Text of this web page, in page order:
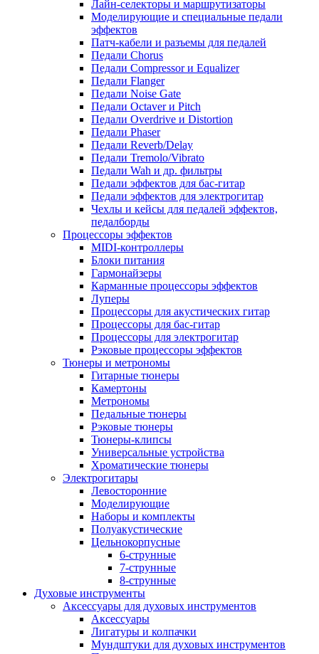
Лайн-селекторы и маршрутизаторы
Моделирующие и специальные педали
эффектов
Патч-кабели и разъемы для педалей
Педали Chorus
Педали Compressor и Equalizer
Педали Flanger
Педали Noise Gate
Педали Octaver и Pitch
Педали Overdrive и Distortion
Педали Phaser
Педали Reverb/Delay
Педали Tremolo/Vibrato
Педали Wah и др. фильтры
Педали эффектов для бас-гитар
Педали эффектов для электрогитар
Чехлы и кейсы для педалей эффектов,
педалборды
Процессоры эффектов
MIDI-контроллеры
Блоки питания
Гармонайзеры
Карманные процессоры эффектов
Луперы
Процессоры для акустических гитар
Процессоры для бас-гитар
Процессоры для электрогитар
Рэковые процессоры эффектов
Тюнеры и метрономы
Гитарные тюнеры
Камертоны
Метрономы
Педальные тюнеры
Рэковые тюнеры
Тюнеры-клипсы
Универсальные устройства
Хроматические тюнеры
Электрогитары
Левосторонние
Моделирующие
Наборы и комплекты
Полуакустические
Цельнокорпусные
6-струнные
7-струнные
8-струнные
Духовые инструменты
Аксессуары для духовых инструментов
Аксессуары
Лигатуры и колпачки
Мундштуки для духовых инструментов